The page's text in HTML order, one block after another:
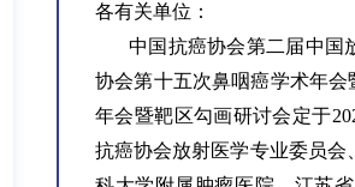
各有关单位：
中国抗癌协会第二届中国
协会第十五次鼻咽癌学术年
年会暨靶区勾画研讨会定于
抗癌协会放射医学专业委员